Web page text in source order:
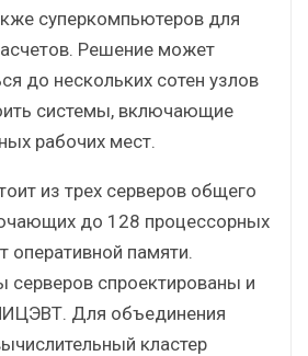
суперкомпьютеров для
Решение может
до нескольких сотен узлов
системы, включающие
рабочих мест.
из трех серверов общего
до 128 процессорных
оперативной памяти.
серверов спроектированы и
Для объединения
кластер